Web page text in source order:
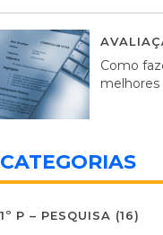
Como
CATEGORIAS
1º P – PESQUISA (16)